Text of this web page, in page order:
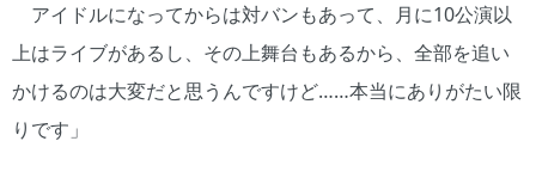
アイドルになってからは対バンもあって、月に10公演以
上はライブがあるし、その上舞台もあるから、全部を追い
かけるのは大変だと思うんですけど……本当にありがたい限
りです」